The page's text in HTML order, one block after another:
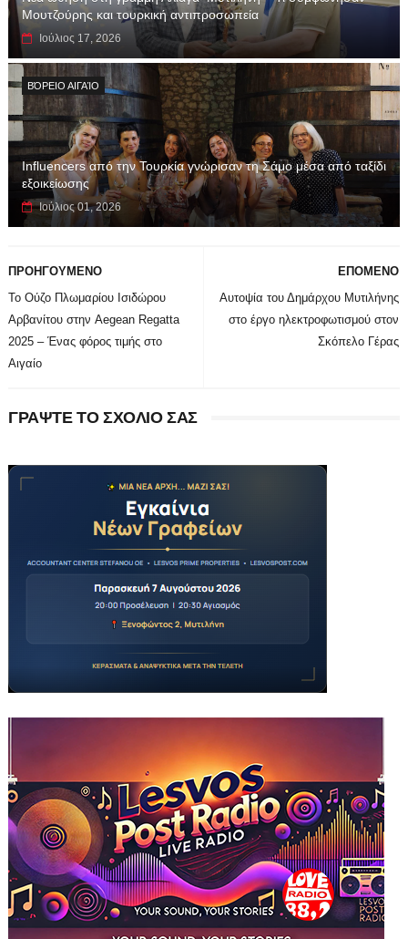
Μουτζούρης και τουρκική αντιπροσωπεία
Ιούλιος 17, 2026
ΒΌΡΕΙΟ ΑΙΓΑΊΟ
Influencers από την Τουρκία γνώρισαν τη Σάμο μέσα από ταξίδι
εξοικείωσης
Ιούλιος 01, 2026
ΕΠΟΜΕΝΟ
Αυτοψία του Δημάρχου Μυτιλήνης
στο έργο ηλεκτροφωτισμού στον
Σκόπελο Γέρας
ΠΡΟΗΓΟΥΜΕΝΟ
Το Ούζο Πλωμαρίου Ισιδώρου
Αρβανίτου στην Aegean Regatta
2025 – Ένας φόρος τιμής στο
Αιγαίο
ΓΡΑΨΤΕ ΤΟ ΣΧΟΛΙΟ ΣΑΣ